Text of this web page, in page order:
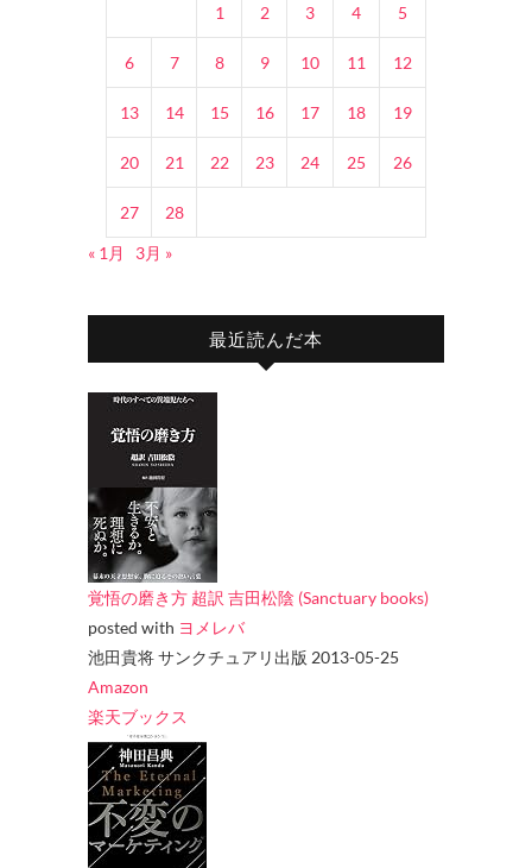
1 2 3 4 5
6 7 8 9 10 11 12
13 14 15 16 17 18 19
20 21 22 23 24 25 26
27
28
« 1月
3月 »
最近読んだ本
覚悟の磨き方 超訳 吉田松陰 (Sanctuary books)
posted with ヨメレバ
池田貴将 サンクチュアリ出版 2013-05-25
Amazon
楽天ブックス